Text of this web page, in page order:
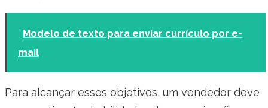
Modelo de texto para enviar currículo por e-
mail
Para alcançar esses objetivos, um vendedor deve